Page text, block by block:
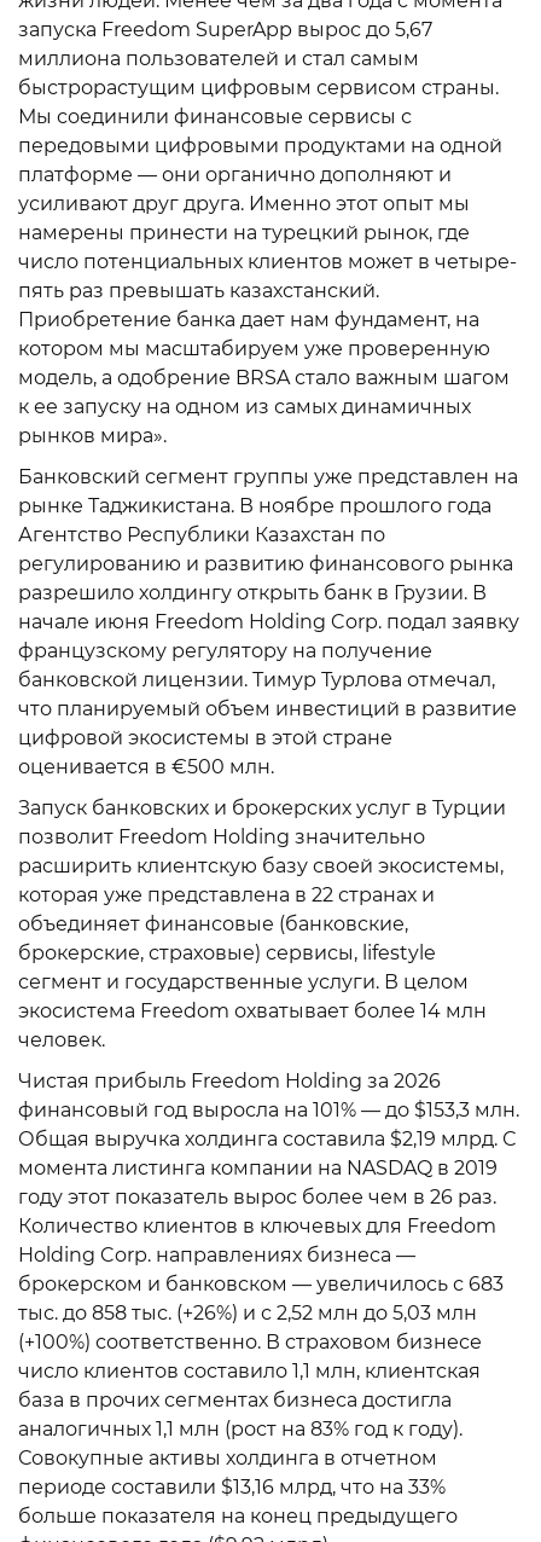
запуска Freedom SuperApp вырос до 5,67
миллиона пользователей и стал самым
быстрорастущим цифровым сервисом страны.
Мы соединили финансовые сервисы с
передовыми цифровыми продуктами на одной
платформе — они органично дополняют и
усиливают друг друга. Именно этот опыт мы
намерены принести на турецкий рынок, где
число потенциальных клиентов может в четыре-
пять раз превышать казахстанский.
Приобретение банка дает нам фундамент, на
котором мы масштабируем уже проверенную
модель, а одобрение BRSA стало важным шагом
к ее запуску на одном из самых динамичных
рынков мира».
Банковский сегмент группы уже представлен на
рынке Таджикистана. В ноябре прошлого года
Агентство Республики Казахстан по
регулированию и развитию финансового рынка
разрешило холдингу открыть банк в Грузии. В
начале июня Freedom Holding Corp. подал заявку
французскому регулятору на получение
банковской лицензии. Тимур Турлова отмечал,
что планируемый объем инвестиций в развитие
цифровой экосистемы в этой стране
оценивается в €500 млн.
Запуск банковских и брокерских услуг в Турции
позволит Freedom Holding значительно
расширить клиентскую базу своей экосистемы,
которая уже представлена в 22 странах и
объединяет финансовые (банковские,
брокерские, страховые) сервисы, lifestyle
сегмент и государственные услуги. В целом
экосистема Freedom охватывает более 14 млн
человек.
Чистая прибыль Freedom Holding за 2026
финансовый год выросла на 101% — до $153,3 млн.
Общая выручка холдинга составила $2,19 млрд. С
момента листинга компании на NASDAQ в 2019
году этот показатель вырос более чем в 26 раз.
Количество клиентов в ключевых для Freedom
Holding Corp. направлениях бизнеса —
брокерском и банковском — увеличилось с 683
тыс. до 858 тыс. (+26%) и с 2,52 млн до 5,03 млн
(+100%) соответственно. В страховом бизнесе
число клиентов составило 1,1 млн, клиентская
база в прочих сегментах бизнеса достигла
аналогичных 1,1 млн (рост на 83% год к году).
Совокупные активы холдинга в отчетном
периоде составили $13,16 млрд, что на 33%
больше показателя на конец предыдущего